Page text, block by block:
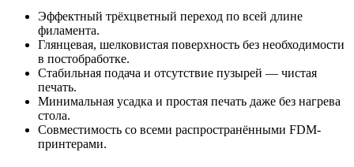
Эффектный трёхцветный переход по всей длине
филамента.
Глянцевая, шелковистая поверхность без необходимости
в постобработке.
Стабильная подача и отсутствие пузырей — чистая
печать.
Минимальная усадка и простая печать даже без нагрева
стола.
Совместимость со всеми распространёнными FDM-
принтерами.